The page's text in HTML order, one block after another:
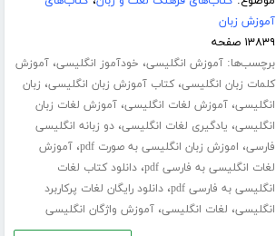
آموزش زبان
۱۳۸۳۹ صفحه
برچسب‌ها:آموزش انگلیسی، خودآموز انگلیسی،آموزش
کلمات زبان انگلیسی،کتاب آموزش زبان انگلیسی، زبان
انگلیسی،آموزش لغات انگلیسی،آموزش لغات زبان
انگلیسی، یادگیری لغات انگلیسی،دو زبانه انگلیسی
فارسی، اموزش زبان انگلیسی به صورت pdf ،آموزش
لغات انگلیسی به فارسی pdf
،دانلود کتاب لغات
انگلیسی به فارسی pdf
،دانلود رایگان لغات پرکاربرد
انگلیسی، لغات انگلیسی،آموزش واژگان انگلیسی